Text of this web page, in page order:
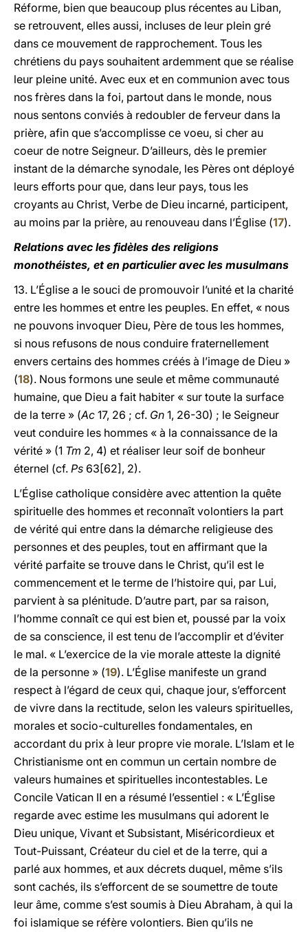
Réforme, bien que beaucoup plus récentes au Liban,
se retrouvent, elles aussi, incluses de leur plein gré
dans ce mouvement de rapprochement. Tous les
chrétiens du pays souhaitent ardemment que se réalise
leur pleine unité. Avec eux et en communion avec tous
nos frères dans la foi, partout dans le monde, nous
nous sentons conviés à redoubler de ferveur dans la
prière, afin que s’accomplisse ce voeu, si cher au
coeur de notre Seigneur. D’ailleurs, dès le premier
instant de la démarche synodale, les Pères ont déployé
leurs efforts pour que, dans leur pays, tous les
croyants au Christ, Verbe de Dieu incarné, participent,
au moins par la prière, au renouveau dans l’Église (17).
Relations avec les fidèles des religions
monothéistes, et en particulier avec les musulmans
13. L’Église a le souci de promouvoir l’unité et la charité
entre les hommes et entre les peuples. En effet, « nous
ne pouvons invoquer Dieu, Père de tous les hommes,
si nous refusons de nous conduire fraternellement
envers certains des hommes créés à l’image de Dieu »
(18). Nous formons une seule et même communauté
humaine, que Dieu a fait habiter « sur toute la surface
de la terre » (Ac 17, 26 ; cf. Gn 1, 26-30) ; le Seigneur
veut conduire les hommes « à la connaissance de la
vérité » (1 Tm 2, 4) et réaliser leur soif de bonheur
éternel (cf. Ps 63[62], 2).
L’Église catholique considère avec attention la quête
spirituelle des hommes et reconnaît volontiers la part
de vérité qui entre dans la démarche religieuse des
personnes et des peuples, tout en affirmant que la
vérité parfaite se trouve dans le Christ, qu’il est le
commencement et le terme de l’histoire qui, par Lui,
parvient à sa plénitude. D’autre part, par sa raison,
l’homme connaît ce qui est bien et, poussé par la voix
de sa conscience, il est tenu de l’accomplir et d’éviter
le mal. « L’exercice de la vie morale atteste la dignité
de la personne » (19). L’Église manifeste un grand
respect à l’égard de ceux qui, chaque jour, s’efforcent
de vivre dans la rectitude, selon les valeurs spirituelles,
morales et socio-culturelles fondamentales, en
accordant du prix à leur propre vie morale. L’Islam et le
Christianisme ont en commun un certain nombre de
valeurs humaines et spirituelles incontestables. Le
Concile Vatican II en a résumé l’essentiel : « L’Église
regarde avec estime les musulmans qui adorent le
Dieu unique, Vivant et Subsistant, Miséricordieux et
Tout-Puissant, Créateur du ciel et de la terre, qui a
parlé aux hommes, et aux décrets duquel, même s’ils
sont cachés, ils s’efforcent de se soumettre de toute
leur âme, comme s’est soumis à Dieu Abraham, à qui la
foi islamique se réfère volontiers. Bien qu’ils ne